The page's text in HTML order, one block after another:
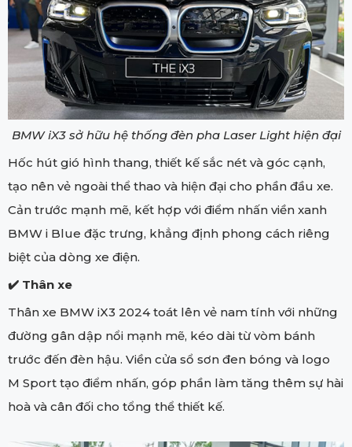
BMW iX3 sở hữu hệ thống đèn pha Laser Light hiện đại
Hốc hút gió hình thang, thiết kế sắc nét và góc cạnh,
tạo nên vẻ ngoài thể thao và hiện đại cho phần đầu xe.
Cản trước mạnh mẽ, kết hợp với điểm nhấn viền xanh
BMW i Blue đặc trưng, khẳng định phong cách riêng
biệt của dòng xe điện.
✔️ Thân xe
Thân xe BMW iX3 2024 toát lên vẻ nam tính với những
đường gân dập nổi mạnh mẽ, kéo dài từ vòm bánh
trước đến đèn hậu. Viền cửa sổ sơn đen bóng và logo
M Sport tạo điểm nhấn, góp phần làm tăng thêm sự hài
hoà và cân đối cho tổng thể thiết kế.